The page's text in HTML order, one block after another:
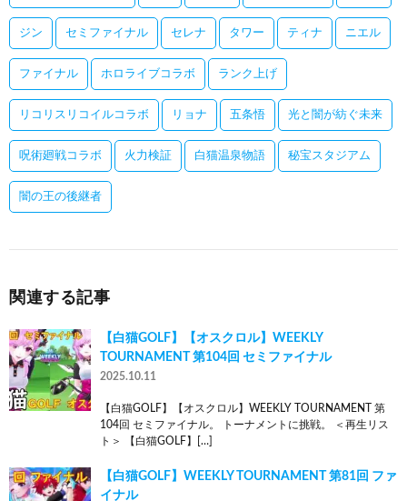
ジン セミファイナル セレナ タワー ティナ ニエル
ファイナル ホロライブコラボ ランク上げ
リコリスリコイルコラボ リョナ 五条悟 光と闇が紡ぐ未来
呪術廻戦コラボ 火力検証 白猫温泉物語 秘宝スタジアム
闇の王の後継者
関連する記事
【白猫GOLF】【オスクロル】WEEKLY
TOURNAMENT 第104回 セミファイナル
2025.10.11
【白猫GOLF】【オスクロル】WEEKLY TOURNAMENT 第
104回 セミファイナル。 トーナメントに挑戦。 ＜再生リス
ト＞ 【白猫GOLF】[…]
【白猫GOLF】WEEKLY TOURNAMENT 第81回 ファ
イナル